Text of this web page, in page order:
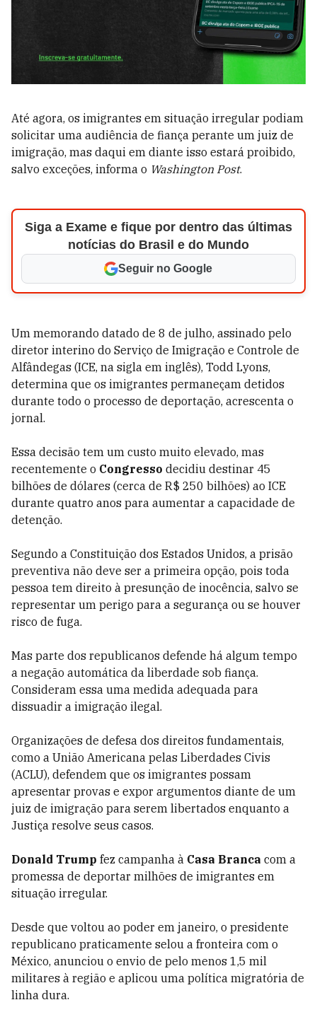
Até agora, os imigrantes em situação irregular podiam
solicitar uma audiência de fiança perante um juiz de
imigração, mas daqui em diante isso estará proibido,
salvo exceções, informa o Washington Post.
Siga a Exame e fique por dentro das últimas
notícias do Brasil e do Mundo
Seguir no Google
Um memorando datado de 8 de julho, assinado pelo
diretor interino do Serviço de Imigração e Controle de
Alfândegas (ICE, na sigla em inglês), Todd Lyons,
determina que os imigrantes permaneçam detidos
durante todo o processo de deportação, acrescenta o
jornal.
Essa decisão tem um custo muito elevado, mas
recentemente o Congresso decidiu destinar 45
bilhões de dólares (cerca de R$ 250 bilhões) ao ICE
durante quatro anos para aumentar a capacidade de
detenção.
Segundo a Constituição dos Estados Unidos, a prisão
preventiva não deve ser a primeira opção, pois toda
pessoa tem direito à presunção de inocência, salvo se
representar um perigo para a segurança ou se houver
risco de fuga.
Mas parte dos republicanos defende há algum tempo
a negação automática da liberdade sob fiança.
Consideram essa uma medida adequada para
dissuadir a imigração ilegal.
Organizações de defesa dos direitos fundamentais,
como a União Americana pelas Liberdades Civis
(ACLU), defendem que os imigrantes possam
apresentar provas e expor argumentos diante de um
juiz de imigração para serem libertados enquanto a
Justiça resolve seus casos.
Donald Trump fez campanha à Casa Branca com a
promessa de deportar milhões de imigrantes em
situação irregular.
Desde que voltou ao poder em janeiro, o presidente
republicano praticamente selou a fronteira com o
México, anunciou o envio de pelo menos 1,5 mil
militares à região e aplicou uma política migratória de
linha dura.